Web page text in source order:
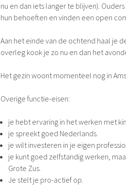
nu en dan iets langer te blijven).
hun behoeften en vinden een open
Aan het einde van de ochtend haal je
overleg kook je zo nu en dan het
Het gezin woont momenteel nog in
Overige functie-eisen:
je hebt ervaring in het werken met
je spreekt goed Nederlands.
je wilt investeren in je eigen
je kunt goed zelfstandig werken,
Grote Zus.
Je stelt je pro-actief op.